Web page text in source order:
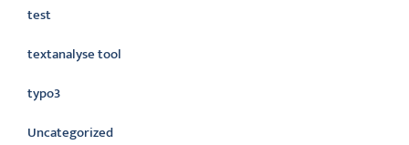
test
textanalyse tool
typo3
Uncategorized